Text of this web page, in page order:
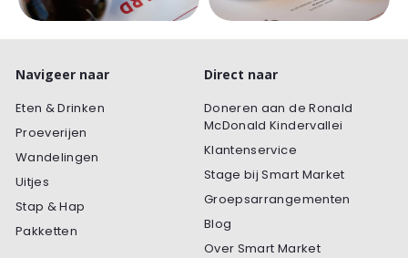
Navigeer naar
Eten & Drinken
Proeverijen
Wandelingen
Uitjes
Stap & Hap
Pakketten
Direct naar
Doneren aan de Ronald
McDonald Kindervallei
Klantenservice
Stage bij Smart Market
Groepsarrangementen
Blog
Over Smart Market